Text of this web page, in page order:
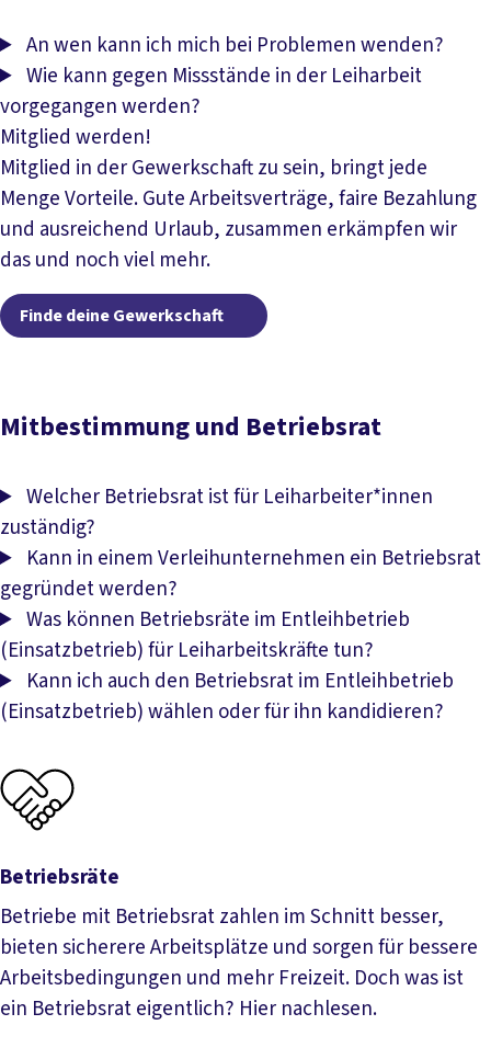
An wen kann ich mich bei Problemen wenden?
Wie kann gegen Missstände in der Leiharbeit
vorgegangen werden?
Mitglied werden!
Mitglied in der Gewerkschaft zu sein, bringt jede
Menge Vorteile. Gute Arbeitsverträge, faire Bezahlung
und ausreichend Urlaub, zusammen erkämpfen wir
das und noch viel mehr.
Finde deine Gewerkschaft Finde deine
Mitbestimmung und Betriebsrat
Welcher Betriebsrat ist für Leiharbeiter*innen
zuständig?
Kann in einem Verleihunternehmen ein Betriebsrat
gegründet werden?
Was können Betriebsräte im Entleihbetrieb
(Einsatzbetrieb) für Leiharbeitskräfte tun?
Kann ich auch den Betriebsrat im Entleihbetrieb
(Einsatzbetrieb) wählen oder für ihn kandidieren?
Betriebsräte
Betriebe mit Betriebsrat zahlen im Schnitt besser,
bieten sicherere Arbeitsplätze und sorgen für bessere
Arbeitsbedingungen und mehr Freizeit. Doch was ist
ein Betriebsrat eigentlich? Hier nachlesen.